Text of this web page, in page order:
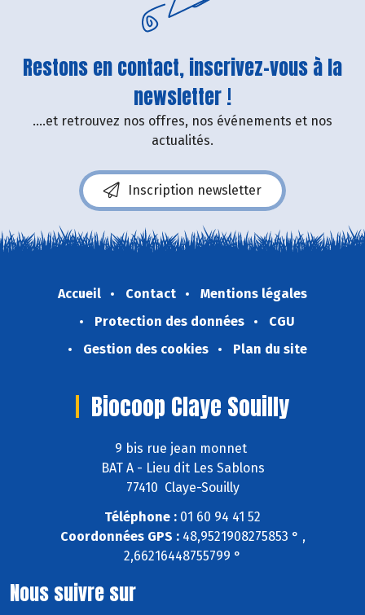
Restons en contact, inscrivez-vous à la
newsletter !
....et retrouvez nos offres, nos événements et nos
actualités.
Inscription newsletter
Accueil Contact
Mentions légales
Protection des données
CGU
Gestion des cookies
Plan du site
Biocoop Claye Souilly
9 bis rue jean monnet
BAT A - Lieu dit Les Sablons
77410 Claye-Souilly
Téléphone : 01 60 94 41 52
Coordonnées GPS :48,9521908275853 ° ,
2,66216448755799 °
Nous suivre sur